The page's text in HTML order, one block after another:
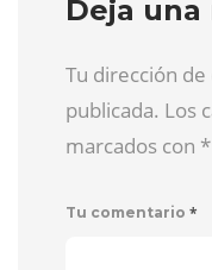
Deja
Tu dirección
publicada. Los
marcados con *
Tu comentario *